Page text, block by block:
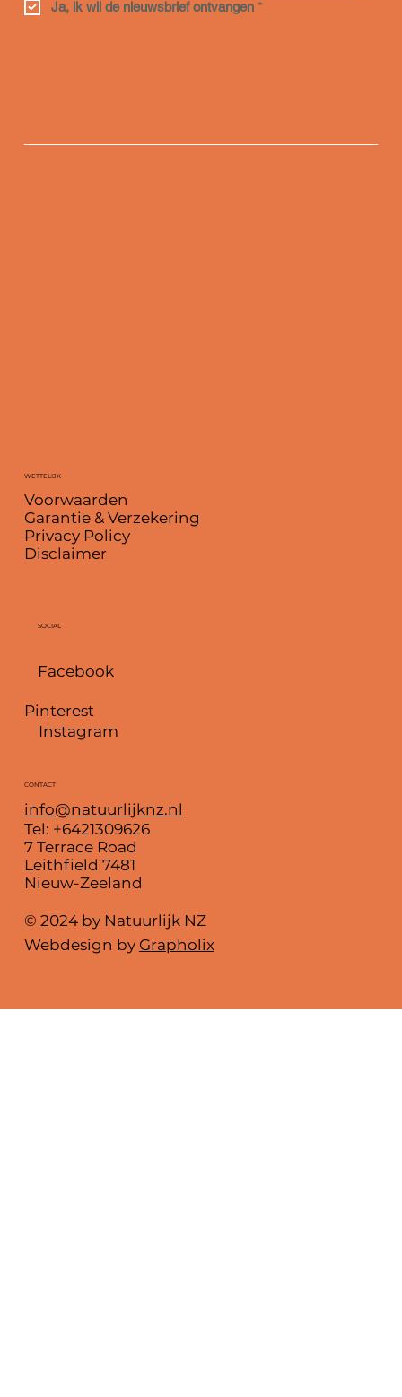
Ja, ik wil de nieuwsbrief ontvangen *
WETTELIJK
Voorwaarden
Garantie & Verzekering
Privacy Policy
Disclaimer
SOCIAL
Facebook
Instagram
Pinterest
CONTACT
info@natuurlijknz.nl
Tel: +6421309626
7 Terrace Road
Leithfield 7481
Nieuw-Zeeland
© 2024 by Natuurlijk NZ
Webdesign by Grapholix